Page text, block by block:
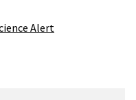
Alert